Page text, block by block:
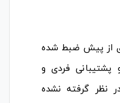
از پیش ضبط شده
پشتیبانی فردی و
نظر گرفته نشده